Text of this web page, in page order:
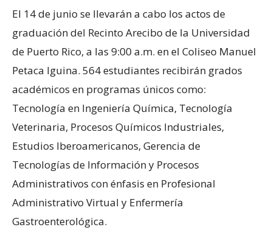
El 14 de junio se llevarán a cabo los actos de
graduación del Recinto Arecibo de la Universidad
de Puerto Rico, a las 9:00 a.m. en el Coliseo Manuel
Petaca Iguina. 564 estudiantes recibirán grados
académicos en programas únicos como:
Tecnología en Ingeniería Química, Tecnología
Veterinaria, Procesos Químicos Industriales,
Estudios Iberoamericanos, Gerencia de
Tecnologías de Información y Procesos
Administrativos con énfasis en Profesional
Administrativo Virtual y Enfermería
Gastroenterológica.